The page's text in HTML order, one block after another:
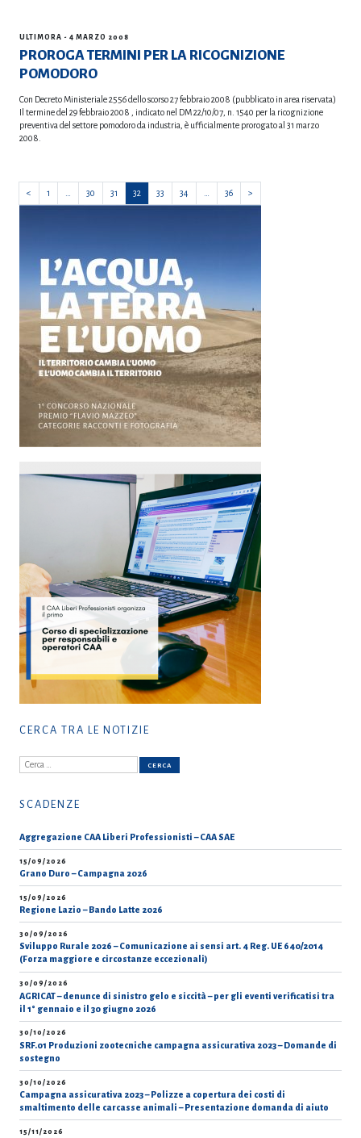
ULTIMORA - 4 MARZO 2008
PROROGA TERMINI PER LA RICOGNIZIONE
POMODORO
Con Decreto Ministeriale 2556 dello scorso 27 febbraio 2008 (pubblicato in area riservata)
Il termine del 29 febbraio 2008 , indicato nel DM 22/10/07, n. 1540 per la ricognizione
preventiva del settore pomodoro da industria, è ufficialmente prorogato al 31 marzo
2008.
Navigazione
< 1 30 31 32 33 34 36 >
CERCA TRA LE NOTIZIE
Ricerca
per:
SCADENZE
Aggregazione CAA Liberi Professionisti – CAA SAE
15/09/2026
Grano Duro – Campagna 2026
15/09/2026
Regione Lazio – Bando Latte 2026
30/09/2026
Sviluppo Rurale 2026 – Comunicazione ai sensi art. 4 Reg. UE 640/2014
(Forza maggiore e circostanze eccezionali)
30/09/2026
AGRICAT – denunce di sinistro gelo e siccità – per gli eventi verificatisi tra
il 1° gennaio e il 30 giugno 2026
30/10/2026
SRF.01 Produzioni zootecniche campagna assicurativa 2023 – Domande di
sostegno
30/10/2026
Campagna assicurativa 2023 – Polizze a copertura dei costi di
smaltimento delle carcasse animali – Presentazione domanda di aiuto
15/11/2026